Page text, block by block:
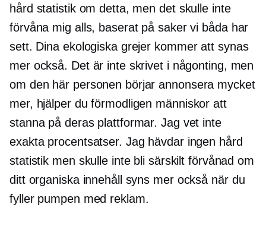
hård statistik om detta, men det skulle inte
förvåna mig alls, baserat på saker vi båda har
sett. Dina ekologiska grejer kommer att synas
mer också. Det är inte skrivet i någonting, men
om den här personen börjar annonsera mycket
mer, hjälper du förmodligen människor att
stanna på deras plattformar. Jag vet inte
exakta procentsatser. Jag hävdar ingen hård
statistik men skulle inte bli särskilt förvånad om
ditt organiska innehåll syns mer också när du
fyller pumpen med reklam.